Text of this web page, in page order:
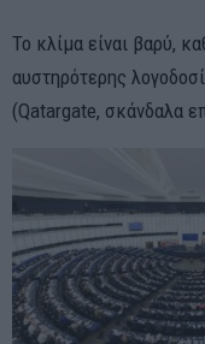
Το κλίμα είναι βαρύ,
αυστηρότερης
(Qatargate, σκάνδαλα